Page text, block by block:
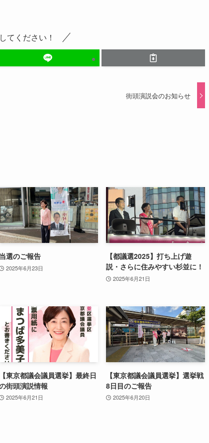
てください！
街頭演説会のお知らせ
当選のご報告
2025年6月23日
【都議選2025】打ち上げ遊
説・さらに住みやすい杉並に！
2025年6月21日
【東京都議会議員選挙】最終日
街頭演説情報
2025年6月21日
【東京都議会議員選挙】選挙戦
8日目のご報告
2025年6月20日